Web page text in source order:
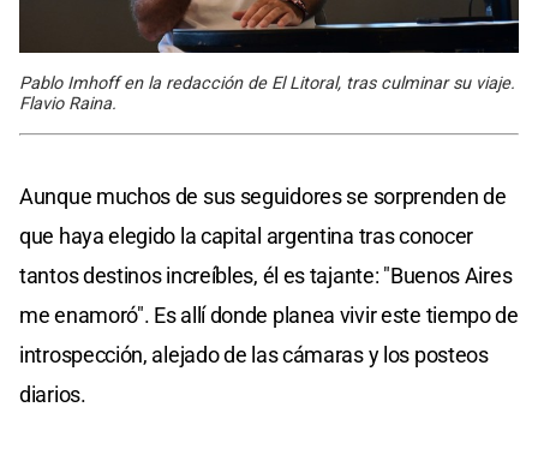
Pablo Imhoff en la redacción de El Litoral, tras culminar su viaje.
Flavio Raina.
Aunque muchos de sus seguidores se sorprenden de
que haya elegido la capital argentina tras conocer
tantos destinos increíbles, él es tajante: "Buenos Aires
me enamoró". Es allí donde planea vivir este tiempo de
introspección, alejado de las cámaras y los posteos
diarios.